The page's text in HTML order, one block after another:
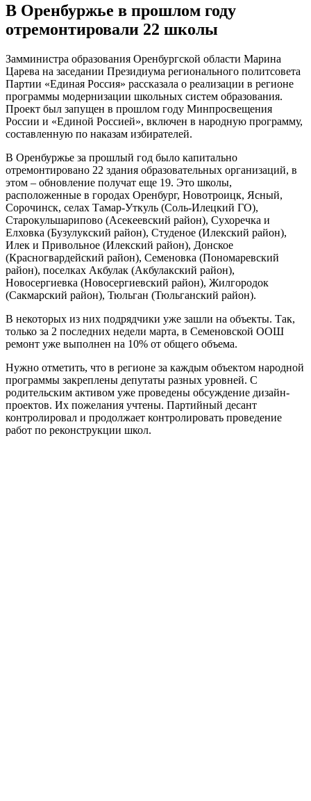
В Оренбуржье в прошлом году
отремонтировали 22 школы
Замминистра образования Оренбургской области Марина
Царева на заседании Президиума регионального политсовета
Партии «Единая Россия» рассказала о реализации в регионе
программы модернизации школьных систем образования.
Проект был запущен в прошлом году Минпросвещения
России и «Единой Россией», включен в народную программу,
составленную по наказам избирателей.
В Оренбуржье за прошлый год было капитально
отремонтировано 22 здания образовательных организаций, в
этом – обновление получат еще 19. Это школы,
расположенные в городах Оренбург, Новотроицк, Ясный,
Сорочинск, селах Тамар-Уткуль (Соль-Илецкий ГО),
Старокульшарипово (Асекеевский район), Сухоречка и
Елховка (Бузулукский район), Студеное (Илекский район),
Илек и Привольное (Илекский район), Донское
(Красногвардейский район), Семеновка (Пономаревский
район), поселках Акбулак (Акбулакский район),
Новосергиевка (Новосергиевский район), Жилгородок
(Сакмарский район), Тюльган (Тюльганский район).
В некоторых из них подрядчики уже зашли на объекты. Так,
только за 2 последних недели марта, в Семеновской ООШ
ремонт уже выполнен на 10% от общего объема.
Нужно отметить, что в регионе за каждым объектом народной
программы закреплены депутаты разных уровней. С
родительским активом уже проведены обсуждение дизайн-
проектов. Их пожелания учтены. Партийный десант
контролировал и продолжает контролировать проведение
работ по реконструкции школ.